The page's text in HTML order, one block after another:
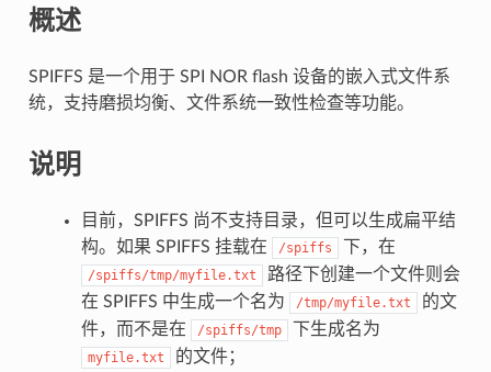
概述
SPIFFS 是一个用于 SPI NOR flash 设备的嵌入式文件系
统，支持磨损均衡、文件系统一致性检查等功能。
说明
目前，SPIFFS 尚不支持目录，但可以生成扁平结
构。如果 SPIFFS 挂载在
/spiffs 下，在
/spiffs/tmp/myfile.txt
路径下创建一个文件则会
在 SPIFFS 中生成一个名为
/tmp/myfile.txt
的文
件，而不是在
/spiffs/tmp 下生成名为
myfile.txt
的文件；